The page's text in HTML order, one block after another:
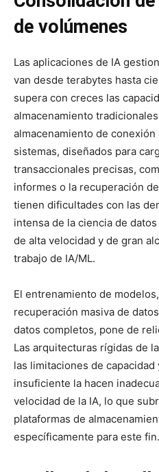
de volúmenes
Las aplicaciones de IA
van desde terabytes hasta
supera con creces las
almacenamiento
almacenamiento de
sistemas, diseñados para
transaccionales precisas,
informes o la recuperación
tienen dificultades con las
intensa de la ciencia de
de alta velocidad y de gran
trabajo de IA/ML.
El entrenamiento de
recuperación masiva de
datos completos, pone de
Las arquitecturas rígidas de
las limitaciones de
insuficiente la hacen
velocidad de la IA, lo que
plataformas de
específicamente para este fin.